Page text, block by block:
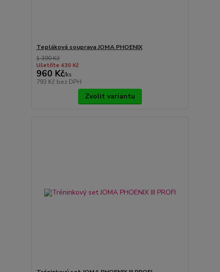
Tepláková souprava JOMA PHOENIX
1 390 Kč
Ušetříte 430 Kč
960 Kč/ks
793 Kč bez DPH
Zvolit variantu